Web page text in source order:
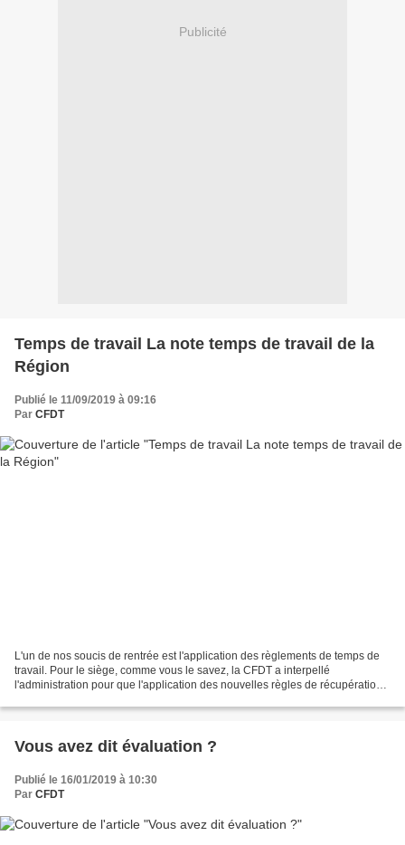
Publicité
Temps de travail La note temps de travail de la
Région
Publié le 11/09/2019 à 09:16
Par CFDT
L'un de nos soucis de rentrée est l'application des règlements de temps de
travail. Pour le siège, comme vous le savez, la CFDT a interpellé
l'administration pour que l'application des nouvelles règles de récupération
Vous avez dit évaluation ?
Publié le 16/01/2019 à 10:30
Par CFDT